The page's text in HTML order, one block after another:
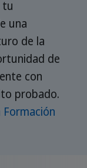
tu
una
de la
de
con
probado.